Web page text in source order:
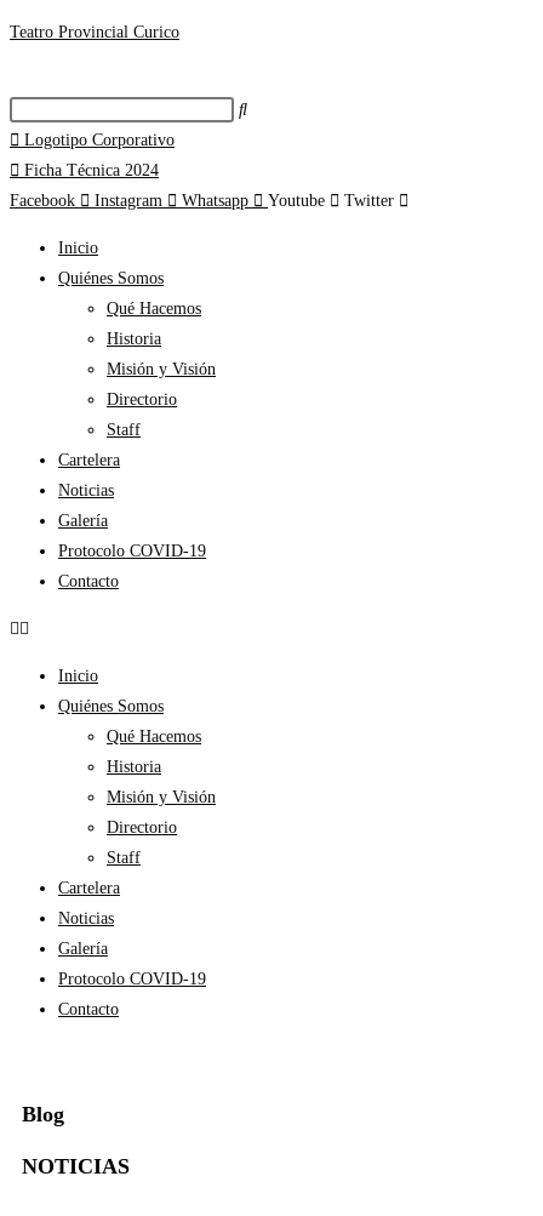
Teatro Provincial Curico
Logotipo Corporativo
Ficha Técnica 2024
Facebook
Instagram Whatsapp Youtube Twitter
Inicio
Quiénes Somos
Qué Hacemos
Historia
Misión y Visión
Directorio
Staff
Cartelera
Noticias
Galería
Protocolo COVID-19
Contacto
Inicio
Quiénes Somos
Qué Hacemos
Historia
Misión y Visión
Directorio
Staff
Cartelera
Noticias
Galería
Protocolo COVID-19
Contacto
Blog
NOTICIAS